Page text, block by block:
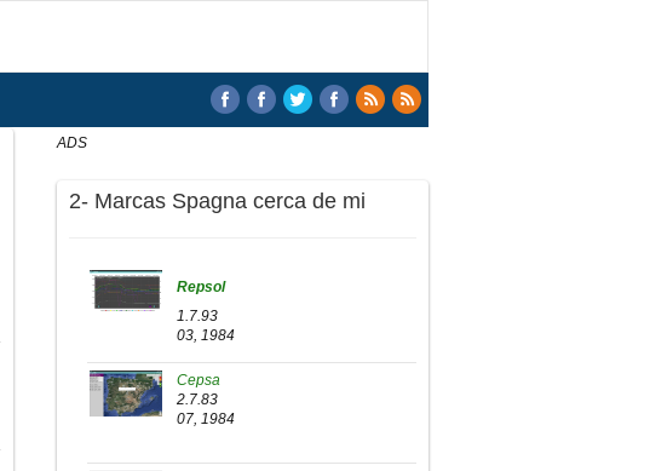
ADS
2- Marcas Spagna cerca de mi
Repsol
1.7.93
03, 1984
Cepsa
2.7.83
07, 1984